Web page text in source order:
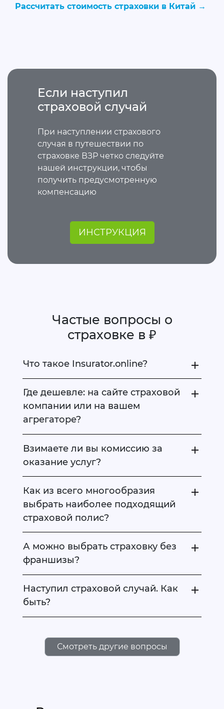
Рассчитать стоимость страховки в Китай →
Если наступил
страховой случай
При наступлении страхового
случая в путешествии по
страховке ВЗР четко следуйте
нашей инструкции, чтобы
получить предусмотренную
компенсацию
ИНСТРУКЦИЯ
Частые вопросы о
страховке в ₽
Что такое Insurator.online?
Где дешевле: на сайте страховой
компании или на вашем
агрегаторе?
Взимаете ли вы комиссию за
оказание услуг?
Как из всего многообразия
выбрать наиболее подходящий
страховой полис?
А можно выбрать страховку без
франшизы?
Наступил страховой случай. Как
быть?
Смотреть другие вопросы